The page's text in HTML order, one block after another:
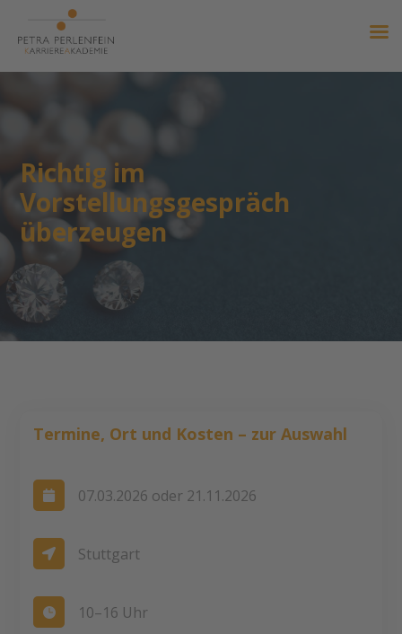
Richtig im
Vorstellungsgespräch
überzeugen
Termine, Ort und Kosten – zur Auswahl
 07.03.2026 oder 21.11.2026
 Stuttgart
 10–16 Uhr